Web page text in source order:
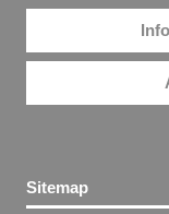
Sitemap